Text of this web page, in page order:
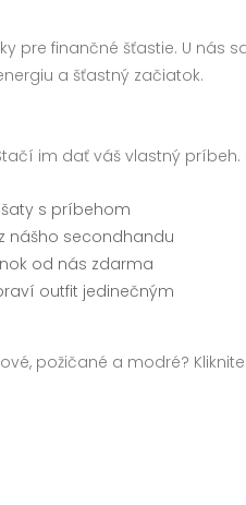
pre finančné šťastie. U nás
a šťastný začiatok.
im dať váš vlastný
s príbehom
nášho secondhandu
od nás zdarma
outfit jedinečným
požičané a modré?